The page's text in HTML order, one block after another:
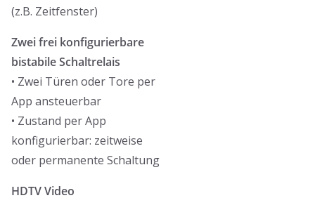
(z.B. Zeitfenster)
Zwei frei konfigurierbare
bistabile Schaltrelais
• Zwei Türen oder Tore per
App ansteuerbar
• Zustand per App
konfigurierbar: zeitweise
oder permanente Schaltung
HDTV Video